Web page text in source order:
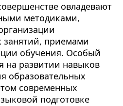
овладевают
методиками,
занятий, приемами
обучения. Особый
на развитии навыков
образовательных
современных
подготовке